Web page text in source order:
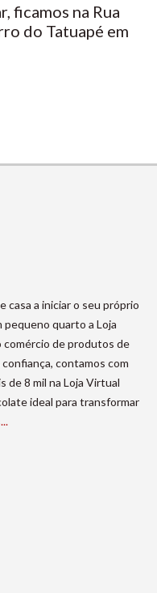
ficamos na Rua
do Tatuapé em
casa a iniciar o seu próprio
pequeno quarto a Loja
comércio de produtos de
contamos com
de 8 mil na Loja Virtual
ideal para transformar